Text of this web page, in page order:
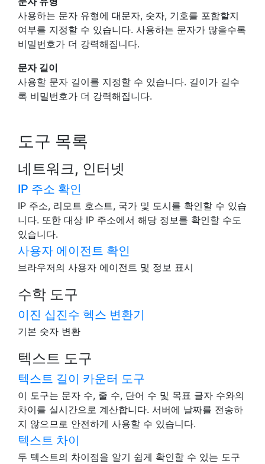
사용하는 문자 유형에 대문자, 숫자, 기호를 포함할지
여부를 지정할 수 있습니다. 사용하는 문자가 많을수록
비밀번호가 더 강력해집니다.
문자 길이
사용할 문자 길이를 지정할 수 있습니다. 길이가 길수
록 비밀번호가 더 강력해집니다.
도구 목록
네트워크, 인터넷
IP 주소 확인
IP 주소, 리모트 호스트, 국가 및 도시를 확인할 수 있습
니다. 또한 대상 IP 주소에서 해당 정보를 확인할 수도
있습니다.
사용자 에이전트 확인
브라우저의 사용자 에이전트 및 정보 표시
수학 도구
이진 십진수 헥스 변환기
기본 숫자 변환
텍스트 도구
텍스트 길이 카운터 도구
이 도구는 문자 수, 줄 수, 단어 수 및 목표 글자 수와의
차이를 실시간으로 계산합니다. 서버에 날짜를 전송하
지 않으므로 안전하게 사용할 수 있습니다.
텍스트 차이
두 텍스트의 차이점을 알기 쉽게 확인할 수 있는 도구